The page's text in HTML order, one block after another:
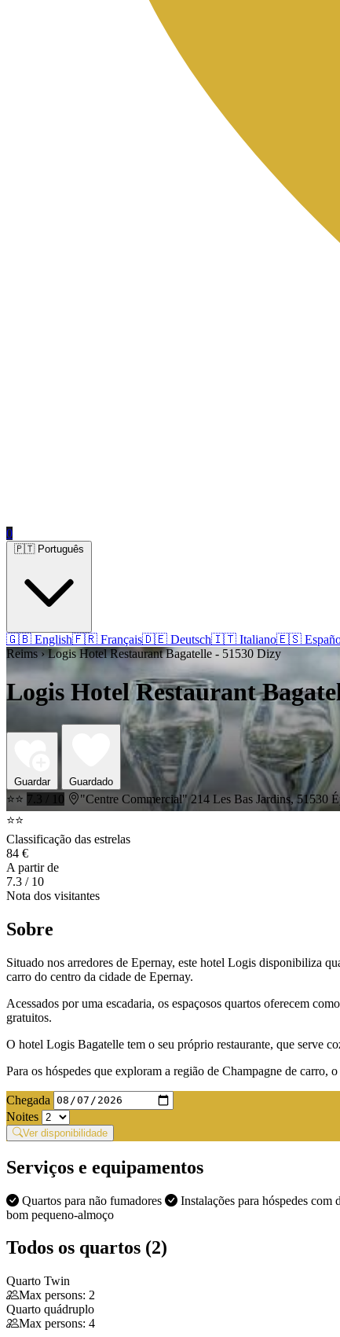
0
🇬🇧 English🇫🇷 Français🇩🇪 Deutsch🇮🇹 Italiano🇪🇸
Reims › Logis Hotel Restaurant Bagatelle - 51530 Dizy
Logis Hotel Restaurant
Guardar Guardado
⭐⭐ 7.3 / 10
"Centre Commercial" 214 Les Bas Jardins, 51530
⭐⭐
Classificação das estrelas
84 €
A partir de
7.3 / 10
Nota dos visitantes
Sobre
Situado nos arredores de Epernay, este hotel Logis disponibiliza
carro do centro da cidade de Epernay.
Acessados por uma escadaria, os espaçosos quartos oferecem
gratuitos.
O hotel Logis Bagatelle tem o seu próprio restaurante, que serve
Para os hóspedes que exploram a região de Champagne de
Chegada
Noites
Ver disponibilidade
Serviços e equipamentos
Quartos para não fumadores Instalações para hóspedes com
bom pequeno-almoço
Todos os quartos (2)
Quarto Twin
Max persons: 2
Quarto quádruplo
Max persons: 4